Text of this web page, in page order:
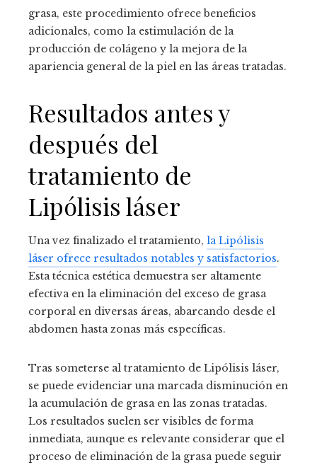
grasa, este procedimiento ofrece beneficios
adicionales, como la estimulación de la
producción de colágeno y la mejora de la
apariencia general de la piel en las áreas tratadas.
Resultados antes y
después del
tratamiento de
Lipólisis láser
Una vez finalizado el tratamiento, la Lipólisis
láser ofrece resultados notables y satisfactorios.
Esta técnica estética demuestra ser altamente
efectiva en la eliminación del exceso de grasa
corporal en diversas áreas, abarcando desde el
abdomen hasta zonas más específicas.
Tras someterse al tratamiento de Lipólisis láser,
se puede evidenciar una marcada disminución en
la acumulación de grasa en las zonas tratadas.
Los resultados suelen ser visibles de forma
inmediata, aunque es relevante considerar que el
proceso de eliminación de la grasa puede seguir